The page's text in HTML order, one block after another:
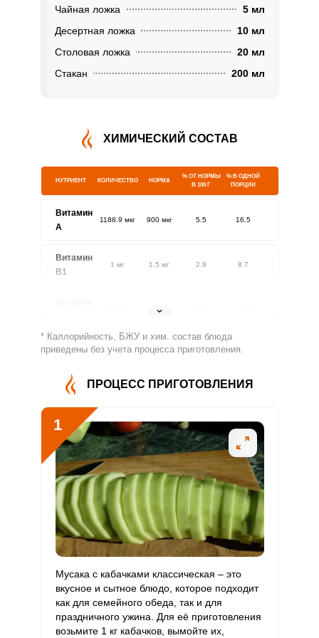
Чайная ложка
5 мл
Десертная ложка
10 мл
Столовая ложка
20 мл
Стакан
200 мл
ХИМИЧЕСКИЙ СОСТАВ
НУТРИЕНТ КОЛИЧЕСТВО НОРМА
% ОТ НОРМЫ
В 100 Г
% В ОДНОЙ
ПОРЦИИ
Витамин
A
1188.9 мкг 900 мкг 5.5 16.5
Витамин
В1
1 мг 1.5 мг 2.9 8.7
1.8 мг
Витамин
387.1 мг 500 мг 3.2 9.7
Витамин
В5
Витамин
В6
1.7 мг 2 мг 3.6 10.8
Витамин
В9
203.1 мкг 2.1 6.3
Витамин
В12
2.7 мкг 3 мкг 3.7 11.2
Витамин
С
202.1 мкг 90 мкг 9.3 28.1
Витамин
D
4.8 мкг 10 мкг 2
* Каллорийность, БЖУ и хим. состав блюда
приведены без учета процесса приготовления.
ПРОЦЕСС ПРИГОТОВЛЕНИЯ
1
Мусака с кабачками классическая – это
вкусное и сытное блюдо, которое подходит
как для семейного обеда, так и для
праздничного ужина. Для её приготовления
возьмите 1 кг кабачков, вымойте их,